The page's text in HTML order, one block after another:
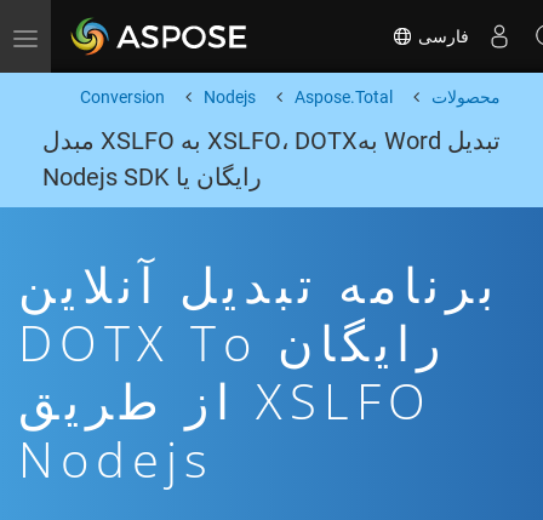
Toggle navigation فارسی
محصولات Aspose.Total
Nodejs
Conversion
تبدیل Word بهXSLFO، DOTX به XSLFO مبدل
رایگان یا Nodejs SDK
برنامه تبدیل آنلاین
رایگان DOTX To
XSLFO از طریق
Nodejs